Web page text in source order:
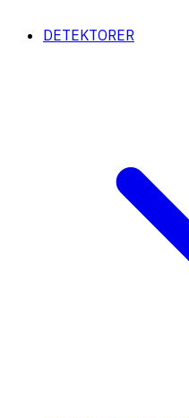
DETEKTORER